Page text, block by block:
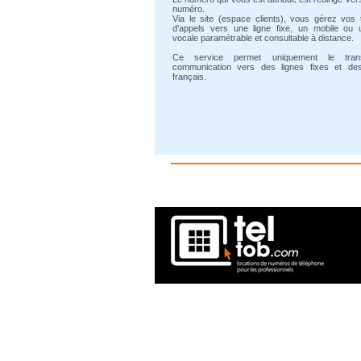
numéro.
Via le site (espace clients), vous gérez vos
d'appels vers une ligne fixe, un mobile ou
vocale paramétrable et consultable à distance.
Ce service permet uniquement le
communication vers des lignes fixes et
français.